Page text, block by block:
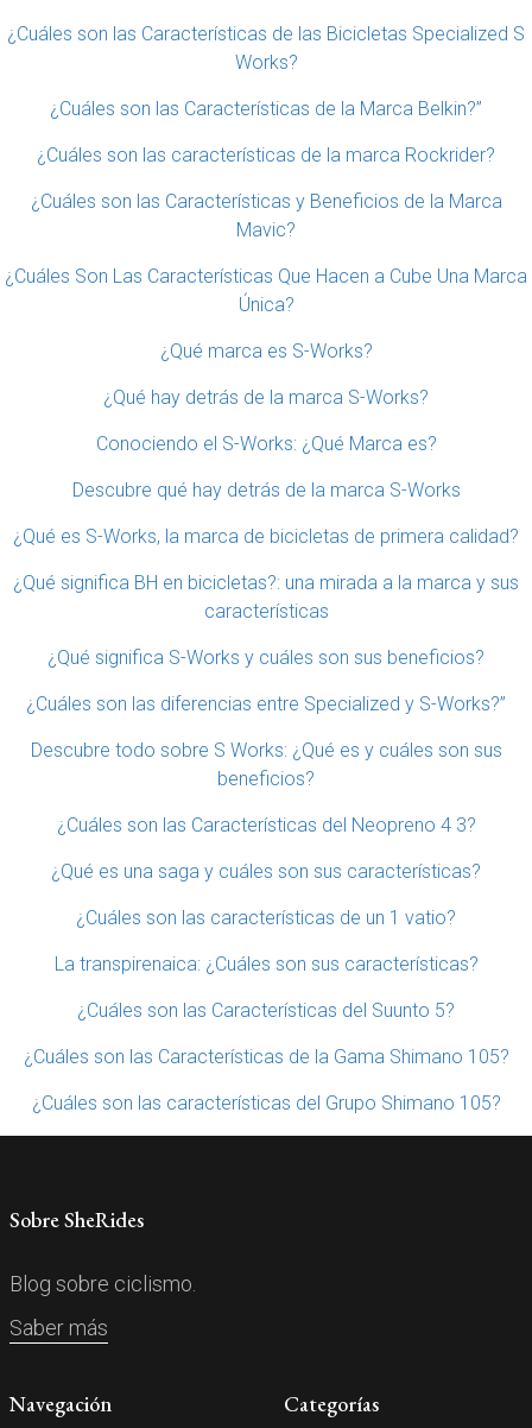
¿Cuáles son las Características de las Bicicletas Specialized S
Works?
¿Cuáles son las Características de la Marca Belkin?”
¿Cuáles son las características de la marca Rockrider?
¿Cuáles son las Características y Beneficios de la Marca
Mavic?
¿Cuáles Son Las Características Que Hacen a Cube Una Marca
Única?
¿Qué marca es S-Works?
¿Qué hay detrás de la marca S-Works?
Conociendo el S-Works: ¿Qué Marca es?
Descubre qué hay detrás de la marca S-Works
¿Qué es S-Works, la marca de bicicletas de primera calidad?
¿Qué significa BH en bicicletas?: una mirada a la marca y sus
características
¿Qué significa S-Works y cuáles son sus beneficios?
¿Cuáles son las diferencias entre Specialized y S-Works?”
Descubre todo sobre S Works: ¿Qué es y cuáles son sus
beneficios?
¿Cuáles son las Características del Neopreno 4 3?
¿Qué es una saga y cuáles son sus características?
¿Cuáles son las características de un 1 vatio?
La transpirenaica: ¿Cuáles son sus características?
¿Cuáles son las Características del Suunto 5?
¿Cuáles son las Características de la Gama Shimano 105?
¿Cuáles son las características del Grupo Shimano 105?
Sobre SheRides
Blog sobre ciclismo.
Saber más
Navegación Categorías